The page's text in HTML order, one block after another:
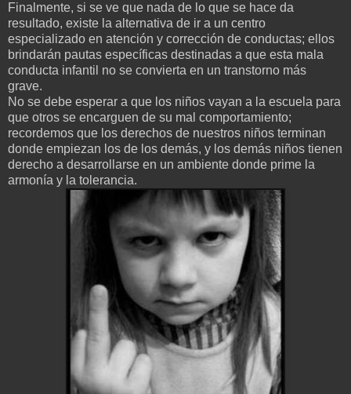
Finalmente, si se ve que nada de lo que se hace da
resultado, existe la alternativa de ir a un centro
especializado en atención y corrección de conductas; ellos
brindarán pautas específicas destinadas a que esta mala
conducta infantil no se convierta en un transtorno más
grave.
No se debe esperar a que los niños vayan a la escuela para
que otros se encarguen de su mal comportamiento;
recordemos que los derechos de nuestros niños terminan
donde empiezan los de los demás, y los demás niños tienen
derecho a desarrollarse en un ambiente donde prime la
armonía y la tolerancia.